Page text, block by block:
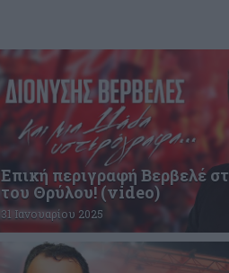
Επική περιγραφή Βερβελέ
του Θρύλου! (video)
31 Ιανουαρίου 2025